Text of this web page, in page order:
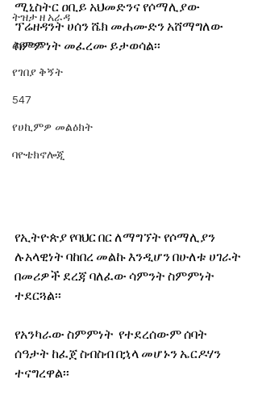
ትዝታ ዘ አራዳ
ልዩ ወሬ
የገበያ ቅኝት
547
የሀኪምዎ መልዕክት
ባዮቴክኖሎጂ
ሚኒስትር ዐቢይ አህመድንና የሶማሊያው
ፕሬዘዳንት ሀሰን ሼክ መሐሙድን አሸማግለው
ስምምነት መፈረሙ ይታወሳል፡፡
የኢትዮጵያ የባህር በር ለማግኘት የሶማሊያን
ሉአላዊነት ባከበረ መልኩ እንዲሆን በሁለቱ ሀገራት
በመሪዎች ደረጃ ባለፈው ሳምንት ስምምነት
ተደርጓል፡፡
የአንካራው ስምምነት  የተደረሰውም ሰባት
ሰዓታት ከፈጀ ስብስብ በኋላ መሆኑን ኤርዶሃን
ተናግረዋል፡፡